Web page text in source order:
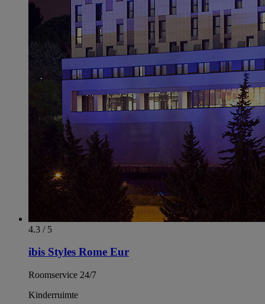
4.3 / 5
ibis Styles Rome Eur
Roomservice 24/7
Kinderruimte